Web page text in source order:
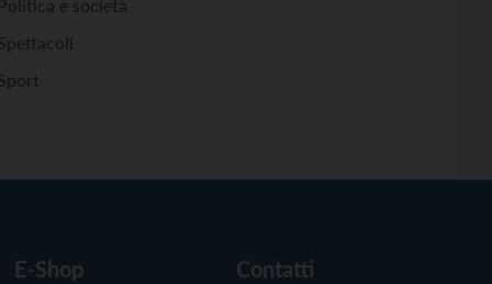
Politica e società
E-Shop Contatti